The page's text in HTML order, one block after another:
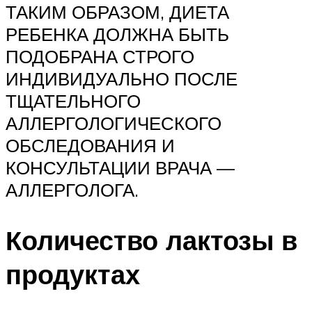
ТАКИМ ОБРАЗОМ, ДИЕТА
РЕБЕНКА ДОЛЖНА БЫТЬ
ПОДОБРАНА СТРОГО
ИНДИВИДУАЛЬНО ПОСЛЕ
ТЩАТЕЛЬНОГО
АЛЛЕРГОЛОГИЧЕСКОГО
ОБСЛЕДОВАНИЯ И
КОНСУЛЬТАЦИИ ВРАЧА —
АЛЛЕРГОЛОГА.
Количество лактозы в
продуктах